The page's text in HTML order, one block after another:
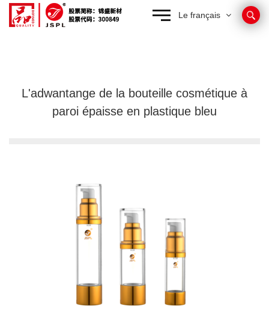
Le français
L'adwantange de la bouteille cosmétique à
paroi épaisse en plastique bleu